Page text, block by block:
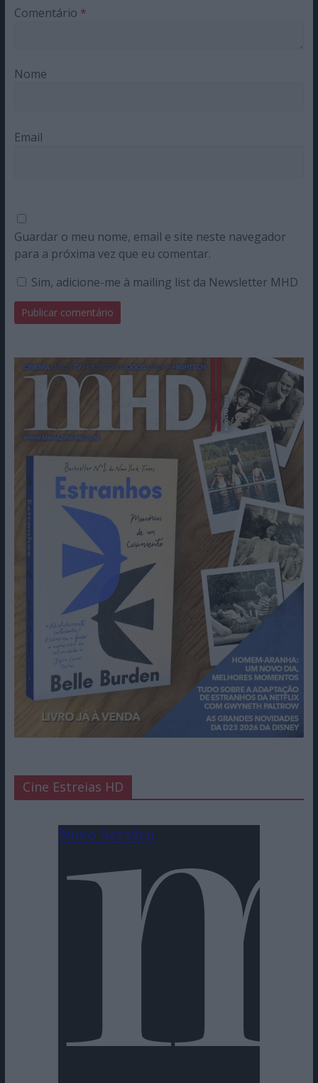
Comentário *
Nome
Email
Guardar o meu nome, email e site neste navegador
para a próxima vez que eu comentar.
Sim, adicione-me à mailing list da Newsletter MHD
Cine Estreias HD